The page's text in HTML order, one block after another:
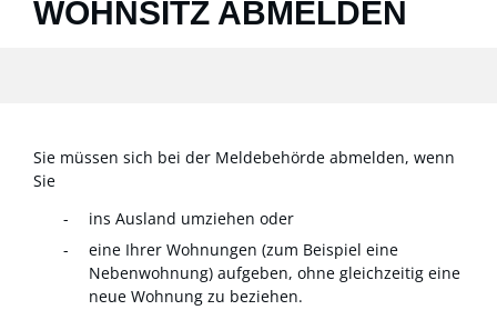
WOHNSITZ ABMELDEN
Sie müssen sich bei der Meldebehörde abmelden, wenn
Sie
ins Ausland umziehen oder
eine Ihrer Wohnungen (zum Beispiel eine
Nebenwohnung) aufgeben, ohne gleichzeitig eine
neue Wohnung zu beziehen.